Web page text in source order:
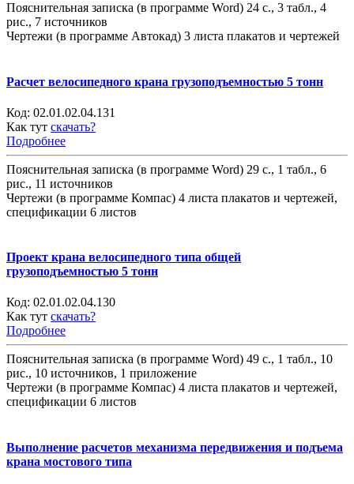
Пояснительная записка (в программе Word) 24 с., 3 табл., 4
рис., 7 источников
Чертежи (в программе Автокад) 3 листа плакатов и чертежей
Расчет велосипедного крана грузоподъемностью 5 тонн
Код: 02.01.02.04.131
Как тут скачать?
Подробнее
Пояснительная записка (в программе Word) 29 с., 1 табл., 6
рис., 11 источников
Чертежи (в программе Компас) 4 листа плакатов и чертежей,
спецификации 6 листов
Проект крана велосипедного типа общей
грузоподъемностью 5 тонн
Код: 02.01.02.04.130
Как тут скачать?
Подробнее
Пояснительная записка (в программе Word) 49 с., 1 табл., 10
рис., 10 источников, 1 приложение
Чертежи (в программе Компас) 4 листа плакатов и чертежей,
спецификации 6 листов
Выполнение расчетов механизма передвижения и подъема
крана мостового типа